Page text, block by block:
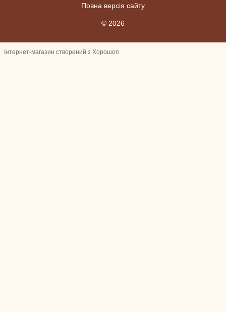
Повна версія сайту
© 2026
Інтернет-магазин створений з Хорошоп